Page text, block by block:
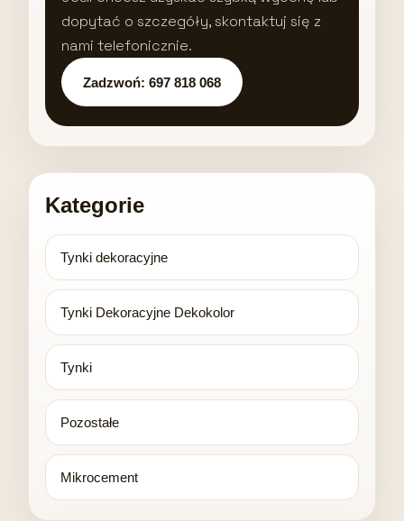
dopytać o szczegóły, skontaktuj się z
nami telefonicznie.
Zadzwoń: 697 818 068
Kategorie
Tynki dekoracyjne
Tynki Dekoracyjne Dekokolor
Tynki
Pozostałe
Mikrocement